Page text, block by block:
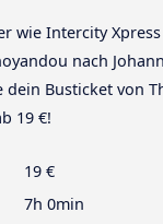
wie Intercity
nach
dein Busticket von
19 €!
19 €
7h 0min